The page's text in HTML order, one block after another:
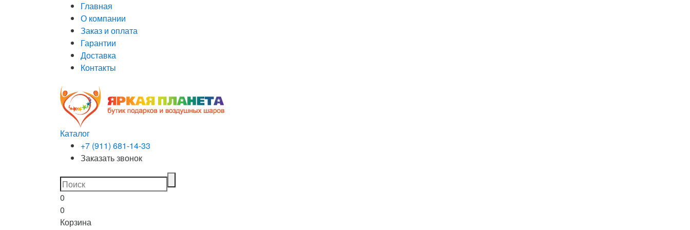
Главная
О компании
Заказ и оплата
Гарантии
Доставка
Контакты
Каталог
+7 (911) 681-14-33
Заказать звонок
0
0
Корзина